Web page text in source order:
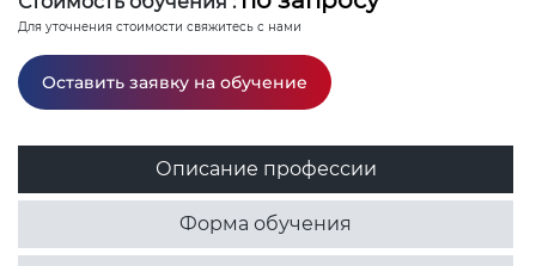
Для уточнения стоимости свяжитесь с нами
Оставить заявку на обучение
Описание профессии
Форма обучения